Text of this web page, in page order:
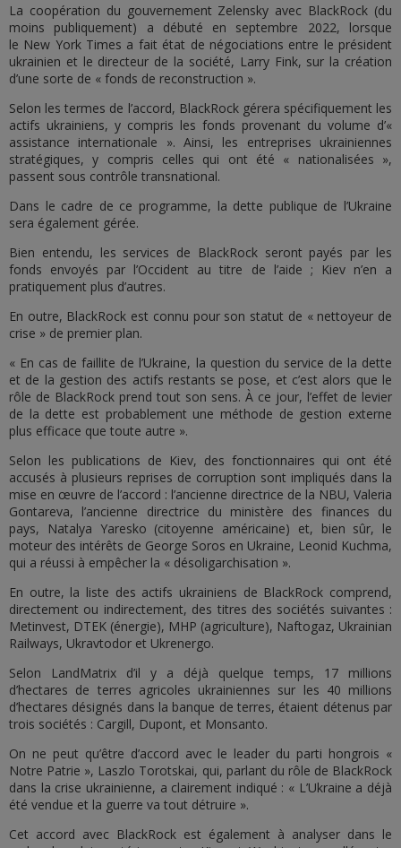
La coopération du gouvernement Zelensky avec BlackRock (du
moins publiquement) a débuté en septembre 2022, lorsque
le New York Times a fait état de négociations entre le président
ukrainien et le directeur de la société, Larry Fink, sur la création
d’une sorte de « fonds de reconstruction ».
Selon les termes de l’accord, BlackRock gérera spécifiquement les
actifs ukrainiens, y compris les fonds provenant du volume d’«
assistance internationale ». Ainsi, les entreprises ukrainiennes
stratégiques, y compris celles qui ont été « nationalisées »,
passent sous contrôle transnational.
Dans le cadre de ce programme, la dette publique de l’Ukraine
sera également gérée.
Bien entendu, les services de BlackRock seront payés par les
fonds envoyés par l’Occident au titre de l’aide ; Kiev n’en a
pratiquement plus d’autres.
En outre, BlackRock est connu pour son statut de « nettoyeur de
crise » de premier plan.
« En cas de faillite de l’Ukraine, la question du service de la dette
et de la gestion des actifs restants se pose, et c’est alors que le
rôle de BlackRock prend tout son sens. À ce jour, l’effet de levier
de la dette est probablement une méthode de gestion externe
plus efficace que toute autre ».
Selon les publications de Kiev, des fonctionnaires qui ont été
accusés à plusieurs reprises de corruption sont impliqués dans la
mise en œuvre de l’accord : l’ancienne directrice de la NBU, Valeria
Gontareva, l’ancienne directrice du ministère des finances du
pays, Natalya Yaresko (citoyenne américaine) et, bien sûr, le
moteur des intérêts de George Soros en Ukraine, Leonid Kuchma,
qui a réussi à empêcher la « désoligarchisation ».
En outre, la liste des actifs ukrainiens de BlackRock comprend,
directement ou indirectement, des titres des sociétés suivantes :
Metinvest, DTEK (énergie), MHP (agriculture), Naftogaz, Ukrainian
Railways, Ukravtodor et Ukrenergo.
Selon LandMatrix d’il y a déjà quelque temps, 17 millions
d’hectares de terres agricoles ukrainiennes sur les 40 millions
d’hectares désignés dans la banque de terres, étaient détenus par
trois sociétés : Cargill, Dupont, et Monsanto.
On ne peut qu’être d’accord avec le leader du parti hongrois «
Notre Patrie », Laszlo Torotskai, qui, parlant du rôle de BlackRock
dans la crise ukrainienne, a clairement indiqué : « L’Ukraine a déjà
été vendue et la guerre va tout détruire ».
Cet accord avec BlackRock est également à analyser dans le